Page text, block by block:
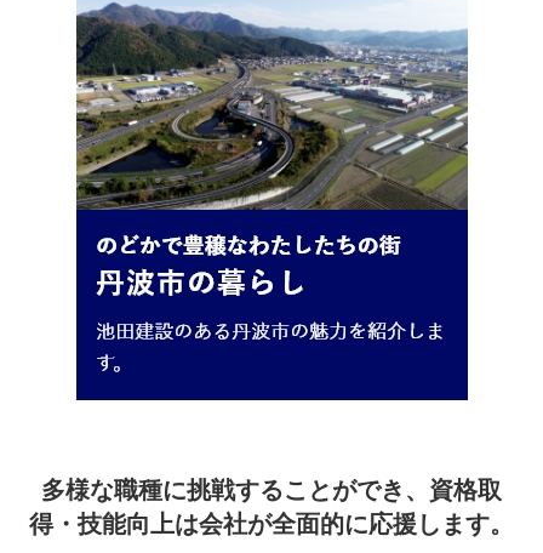
多様な職種に挑戦することができ、資格取
得・技能向上は会社が全面的に応援します。